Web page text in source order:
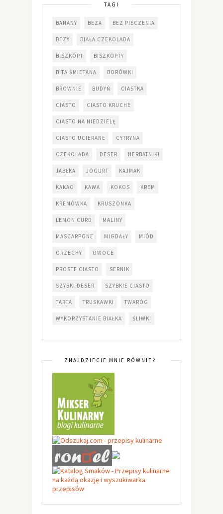
TAGI
BANANY BEZA BEZ PIECZENIA
BEZY BIAŁA CZEKOLADA
BISZKOPT BISZKOPTY
BITA ŚMIETANA BORÓWKI
BROWNIE BUDYŃ CIASTKA
CIASTO CIASTO KRUCHE
CIASTO NA NIEDZIELĘ
CIASTO UCIERANE CYTRYNA
CZEKOLADA DESER HERBATNIKI
JABŁKA JOGURT KAJMAK
KAKAO KAWA KOKOS KREM
KREMÓWKA KRUSZONKA
LEMON CURD MALINY
MASCARPONE MIGDAŁY MIÓD
ORZECHY OWOCE
PROSTE CIASTO SERNIK
SZYBKI DESER SZYBKIE CIASTO
TARTA TRUSKAWKI TWARÓG
WYKORZYSTANIE BIAŁKA ŚLIWKI
ZNAJDZIECIE MNIE RÓWNIEŻ: